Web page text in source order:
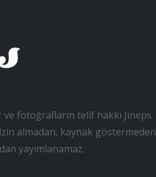
ve fotoğrafların telif hakkı Jineps
İzin almadan, kaynak göstermeden
yayımlanamaz.